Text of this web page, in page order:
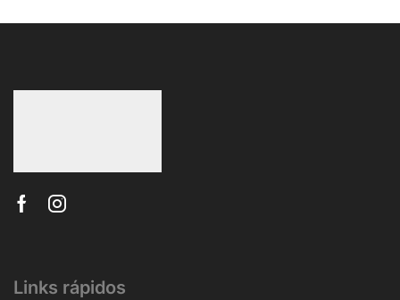
Links rápidos